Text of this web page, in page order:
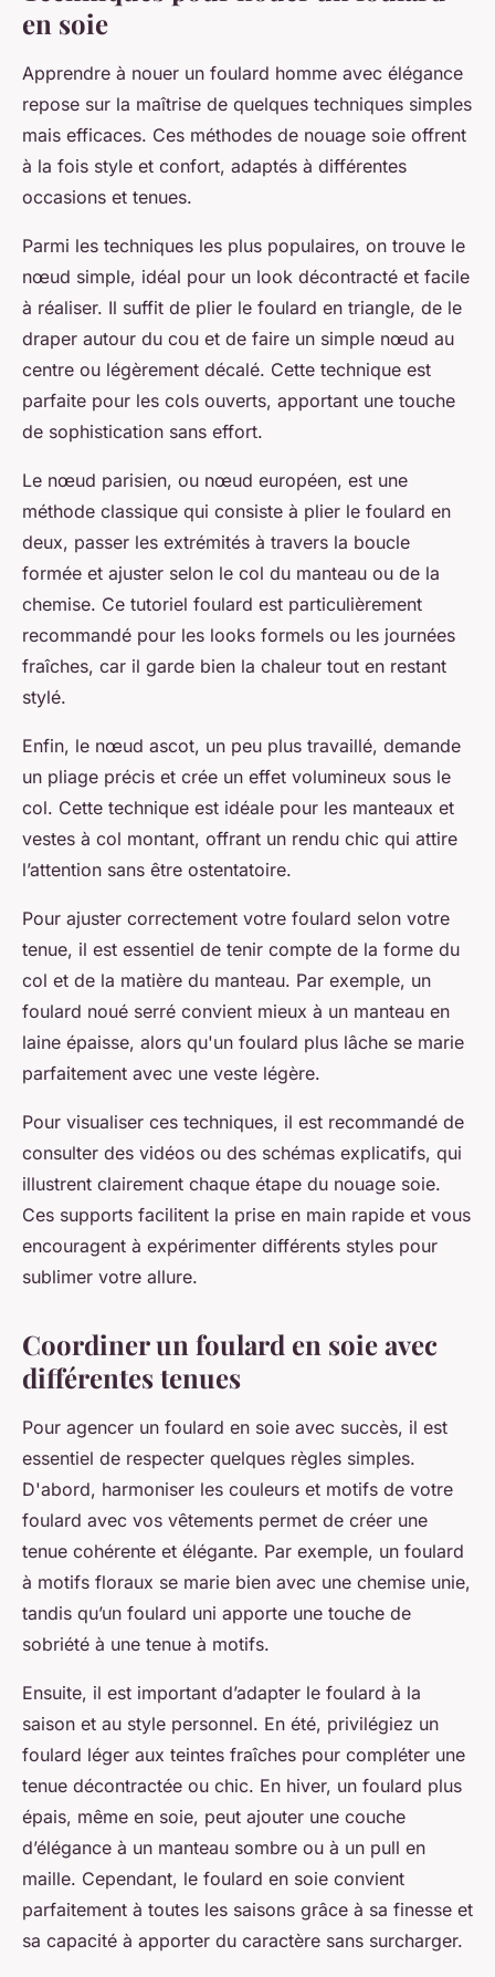
en soie
Apprendre à nouer un foulard homme avec élégance
repose sur la maîtrise de quelques techniques simples
mais efficaces. Ces méthodes de nouage soie offrent
à la fois style et confort, adaptés à différentes
occasions et tenues.
Parmi les techniques les plus populaires, on trouve le
nœud simple, idéal pour un look décontracté et facile
à réaliser. Il suffit de plier le foulard en triangle, de le
draper autour du cou et de faire un simple nœud au
centre ou légèrement décalé. Cette technique est
parfaite pour les cols ouverts, apportant une touche
de sophistication sans effort.
Le nœud parisien, ou nœud européen, est une
méthode classique qui consiste à plier le foulard en
deux, passer les extrémités à travers la boucle
formée et ajuster selon le col du manteau ou de la
chemise. Ce tutoriel foulard est particulièrement
recommandé pour les looks formels ou les journées
fraîches, car il garde bien la chaleur tout en restant
stylé.
Enfin, le nœud ascot, un peu plus travaillé, demande
un pliage précis et crée un effet volumineux sous le
col. Cette technique est idéale pour les manteaux et
vestes à col montant, offrant un rendu chic qui attire
l’attention sans être ostentatoire.
Pour ajuster correctement votre foulard selon votre
tenue, il est essentiel de tenir compte de la forme du
col et de la matière du manteau. Par exemple, un
foulard noué serré convient mieux à un manteau en
laine épaisse, alors qu'un foulard plus lâche se marie
parfaitement avec une veste légère.
Pour visualiser ces techniques, il est recommandé de
consulter des vidéos ou des schémas explicatifs, qui
illustrent clairement chaque étape du nouage soie.
Ces supports facilitent la prise en main rapide et vous
encouragent à expérimenter différents styles pour
sublimer votre allure.
Coordiner un foulard en soie avec
différentes tenues
Pour agencer un foulard en soie avec succès, il est
essentiel de respecter quelques règles simples.
D'abord, harmoniser les couleurs et motifs de votre
foulard avec vos vêtements permet de créer une
tenue cohérente et élégante. Par exemple, un foulard
à motifs floraux se marie bien avec une chemise unie,
tandis qu’un foulard uni apporte une touche de
sobriété à une tenue à motifs.
Ensuite, il est important d’adapter le foulard à la
saison et au style personnel. En été, privilégiez un
foulard léger aux teintes fraîches pour compléter une
tenue décontractée ou chic. En hiver, un foulard plus
épais, même en soie, peut ajouter une couche
d’élégance à un manteau sombre ou à un pull en
maille. Cependant, le foulard en soie convient
parfaitement à toutes les saisons grâce à sa finesse et
sa capacité à apporter du caractère sans surcharger.